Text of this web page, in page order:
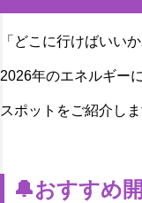
「どこに行けばいい
2026年のエネルギー
スポットをご紹介しま
🔔おすすめ